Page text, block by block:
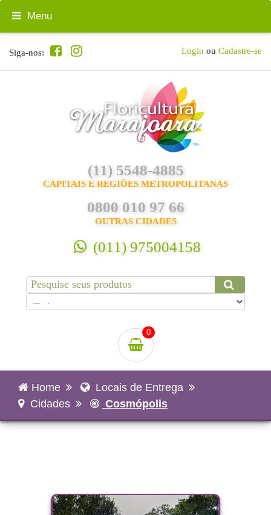
Siga-nos: Login ou Cadastre-se
(11) 5548-4885
CAPITAIS E REGIÕES METROPOLITANAS
0800 010 97 66
OUTRAS CIDADES
(011) 975004158
0
Menu
Home
Locais de Entrega
Cidades
Cosmópolis